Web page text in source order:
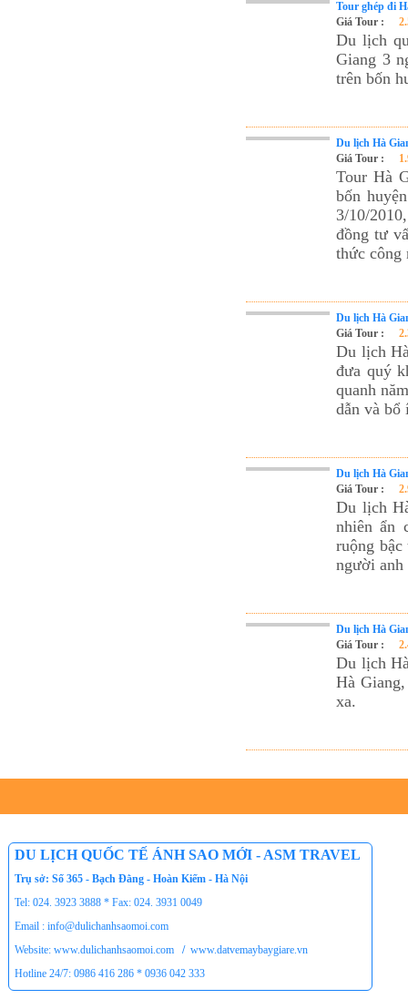
Tour ghép đi
Giá Tour :
Du lịch
Giang 3
trên bốn
Du lịch Hà
Giá Tour :
Tour Hà
bốn
3/10/
đồng tư
thức công
Du lịch Hà
Giá Tour :
Du lịch
đưa quý
quanh
dẫn và
Du lịch Hà
Giá Tour :
Du lịch
nhiên ẩn
ruộng
người anh
Du lịch Hà
Giá Tour :
Du lịch
Hà
xa.
DU LỊCH QUỐC TẾ ÁNH SAO MỚI - ASM TRAVEL
Trụ sở: Số 365 - Bạch Đằng - Hoàn Kiếm - Hà Nội
Tel: 024. 3923 3888 * Fax: 024. 3931 0049
Email : info@dulichanhsaomoi.com
Website: www.dulichanhsaomoi.com
/ www.datvemaybaygiare.vn
Hotline 24/7: 0986 416 286 * 0936 042 333